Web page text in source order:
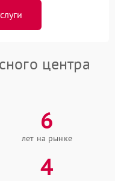
центра
6
лет на рынке
4